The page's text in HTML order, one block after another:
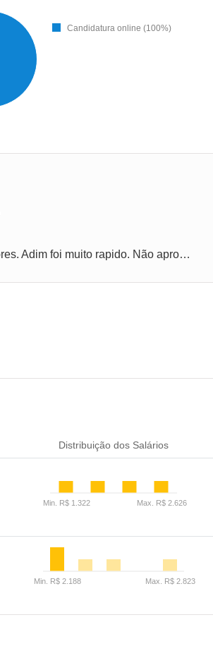
Candidatura online (100%)
Foi rápida e não tiver oferta nenhuma pra outros setores. Adim foi muito rapido. Não aprovarão. Finque até hoje tenho vontade de entra lá....
Distribuição dos Salários